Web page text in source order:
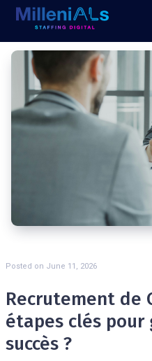
Posted on June 11, 2026
Recrutement de
étapes clés pour
succès ?